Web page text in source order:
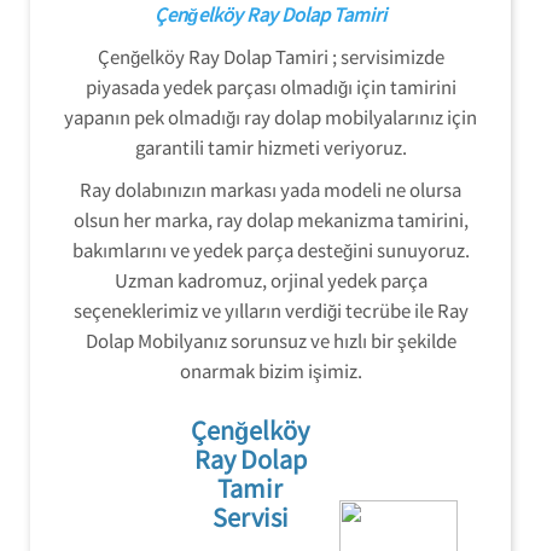
Çenğelköy Ray Dolap Tamiri
Çenğelköy Ray Dolap Tamiri ; servisimizde
piyasada yedek parçası olmadığı için tamirini
yapanın pek olmadığı ray dolap mobilyalarınız için
garantili tamir hizmeti veriyoruz.
Ray dolabınızın markası yada modeli ne olursa
olsun her marka, ray dolap mekanizma tamirini,
bakımlarını ve yedek parça desteğini sunuyoruz.
Uzman kadromuz, orjinal yedek parça
seçeneklerimiz ve yılların verdiği tecrübe ile Ray
Dolap Mobilyanız sorunsuz ve hızlı bir şekilde
onarmak bizim işimiz.
Çenğelköy
Ray Dolap
Tamir
Servisi